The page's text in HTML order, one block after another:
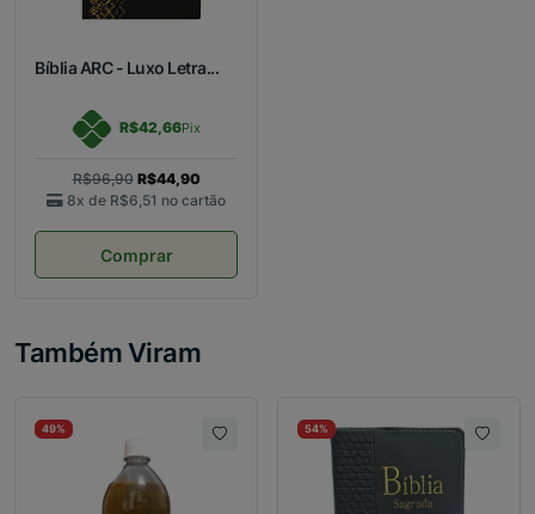
Bíblia ARC - Luxo Letra...
R$42,66Pix
R$96,90 R$44,90
8x de R$6,51 no cartão
Comprar
Também Viram
49% 54%